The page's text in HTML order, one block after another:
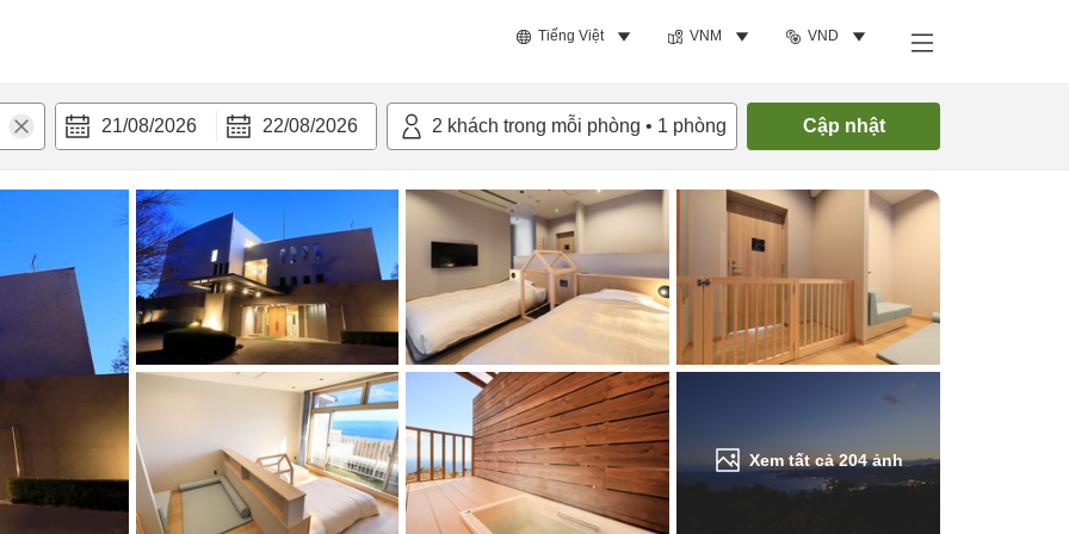
Tiếng Việt VNM VND
21/08/2026 22/08/2026 2 khách trong mỗi phòng • 1 phòng Cập nhật
Xem tất cả204ảnh
nghi Tìm phòng trống